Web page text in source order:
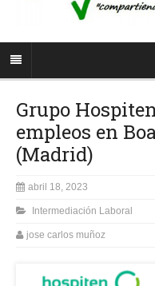
Grupo
empleos en
(Madrid)
abril 18, 2023
Intermediación Laboral
jose carlos muñoz